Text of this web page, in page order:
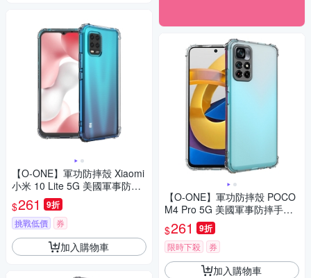
【O-ONE】軍功防摔殼 Xiaomi
小米 10 Lite 5G 美國軍事防摔
手機殼 保護殼
$261 9折
挑戰低價 券
加入購物車
【O-ONE】軍功防摔殼 POCO
M4 Pro 5G 美國軍事防摔手機
殼 保護殼
$261 9折
限時下殺 券
加入購物車